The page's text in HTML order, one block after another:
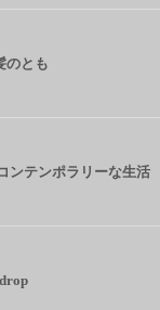
のとも
ンテンポラリーな生活